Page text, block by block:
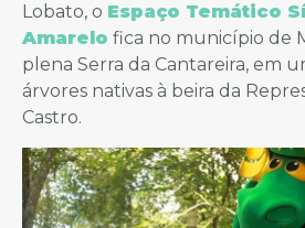
Lobato, o Espaço Temático
Amarelo fica no município de
plena Serra da Cantareira, em
árvores nativas à beira da
Castro.